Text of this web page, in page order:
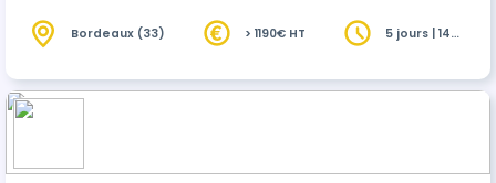
dans vos démarches professionnelles.
Bordeaux (33) > 1190€ HT
5 jours | 14